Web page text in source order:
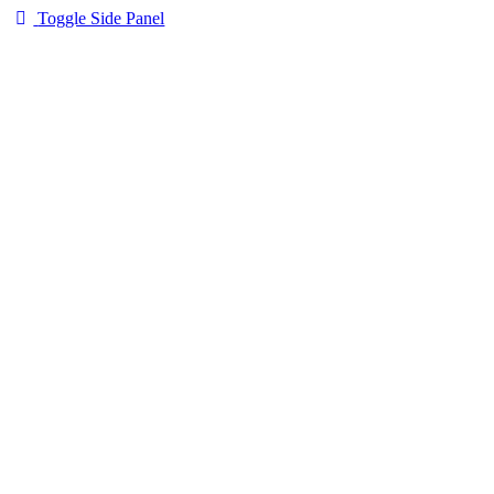
Toggle Side Panel